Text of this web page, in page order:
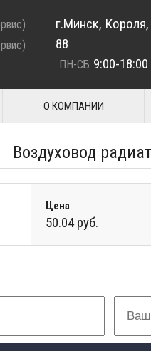
г.Минск, Короля,
88
ПН-СБ 9:00-18:00
О КОМПАНИИ
Воздуховод
Цена
50.04 руб.